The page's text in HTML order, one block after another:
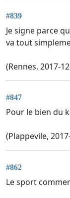
#839
Je signe parce
va tout
(Rennes, 2017-
#847
Pour le bien du
(Plappevile,
#862
Le sport